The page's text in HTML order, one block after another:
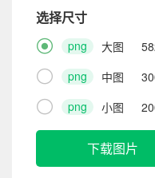
选择尺寸
 png 大图
 png 中图
 png 小图
下载图片